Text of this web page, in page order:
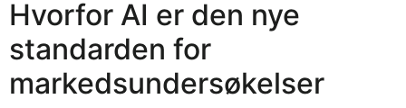
Hvorfor AI er den nye
standarden for
markedsundersøkelser